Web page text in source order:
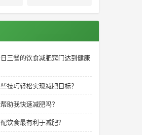
三餐的饮食减肥窍门达到健康
技巧轻松实现减肥目标？
助我快速减肥吗？
饮食最有利于减肥？